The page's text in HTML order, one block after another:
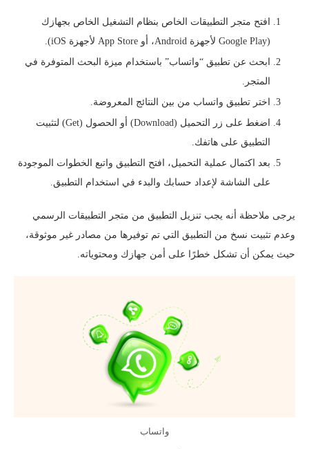
افتح متجر التطبيقات الخاص بنظام التشغيل الخاص بجهازك
(Google Play لأجهزة Android، أو App Store لأجهزة iOS).
ابحث عن تطبيق “واتساب” باستخدام ميزة البحث المتوفرة في
المتجر.
اختر تطبيق واتساب من بين النتائج المعروضة.
اضغط على زر التحميل (Download) أو الحصول (Get) لتثبيت
التطبيق على هاتفك.
بعد اكتمال عملية التحميل، افتح التطبيق واتبع الخطوات الموجودة
على الشاشة لإعداد حسابك والبدء في استخدام التطبيق.
يرجى ملاحظة أنه يجب تنزيل التطبيق من متجر التطبيقات الرسمي
وعدم تثبيت نسخ من التطبيق التي تم توفيرها من مصادر غير موثوقة،
حيث يمكن أن تشكل خطرًا على أمن جهازك ومحتوياته.
واتساب